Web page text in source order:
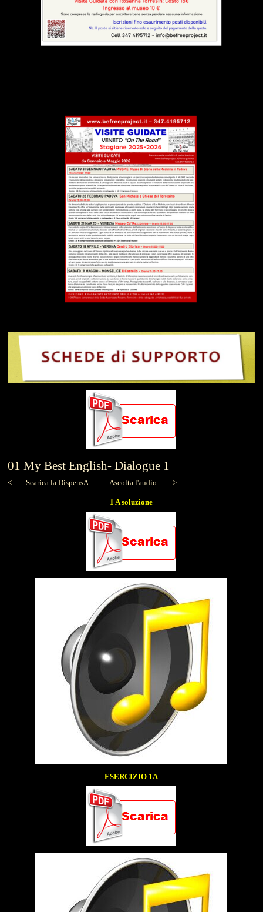
01 My Best English- Dialogue 1
<------Scarica la DispensA Ascolta l'audio ------>
1 A soluzione
ESERCIZIO 1A